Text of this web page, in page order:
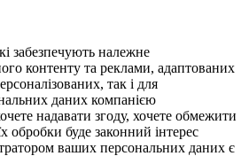
забезпечують належне
контенту та реклами, адаптованих
так і для
даних компанією
надавати згоду, хочете обмежити
обробки буде законний інтерес
ваших персональних даних є